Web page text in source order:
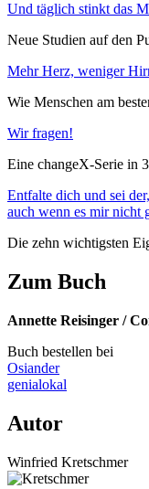
Und täglich stinkt das
Neue Studien auf den
Mehr Herz, weniger
Wie Menschen am
Wir fragen!
Eine changeX-Serie in
Entfalte dich und sei
auch wenn es mir nicht
Die zehn wichtigsten
Zum Buch
Annette Reisinger /
Buch bestellen bei
Osiander
genialokal
Autor
Winfried Kretschmer